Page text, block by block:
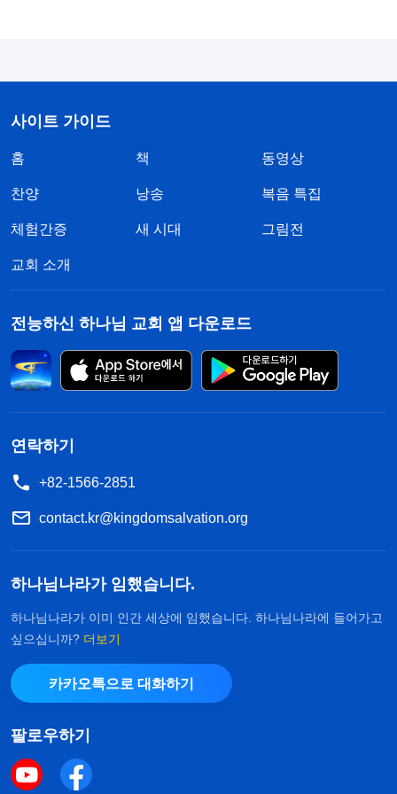
해 봤자 언니들은 또 내가 이치를 따진다고 그럴 거
진리를 전혀 받아들이지 않을 거라곤 생각도 못 했으
니까요. 이건 정말 구제 불능 아닌가요? 마음이 무너
져 내리더군요. 예전에 자매끼리 만날 때면 막냇동생
이 종종 다른 사람에 대해 이러니저러니 나쁘게 말하
고 시비를 따지면서도 자기반성은 전혀 안 했던 것,
났습니다. 그리고 하나님 말씀이 떠올랐죠. 『
마땅히 출교시켜야 하겠지만, 사역의 시대가 다르므
로 그들에게 제약을 가하는 것이다. 그들은 분명히
도태될 대상이기 때문이다. 사탄에 의해 패괴된 사람
부는 그저 성품이 패괴된 것에 그치는 데 반해, 그렇
고 있을 뿐만 아니라 그 본성 자체가 이미 극도로 악
패괴 성품이 드러나는 것이 아니다. 그들은 영락없는
역을 방해하고 교란하며, 형제자매들의 생명 진입을
방해하고, 정상적인 교회 생활을 파괴하는 것이다.
사이트 가이드
홈 책 동영상
찬양 낭송 복음 특집
체험간증 새 시대 그림전
교회 소개
전능하신 하나님 교회 앱 다운로드
연락하기
+82-1566-2851
contact.kr@kingdomsalvation.org
하나님나라가 임했습니다.
하나님나라가 이미 인간 세상에 임했습니다. 하나님나라에 들어가고
싶으십니까? 더보기
카카오톡으로 대화하기
팔로우하기